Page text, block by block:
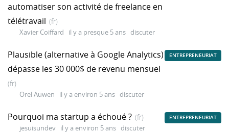
automatiser son activité de freelance en
télétravail (fr)
Xavier Coiffard il y a presque 5 ans discuter
Plausible (alternative à Google Analytics)
dépasse les 30 000$ de revenu mensuel
(fr)
Orel Auwen il y a environ 5 ans discuter
ENTREPRENEURIAT
Pourquoi ma startup a échoué ? (fr)
jesuisundev il y a environ 5 ans discuter
ENTREPRENEURIAT